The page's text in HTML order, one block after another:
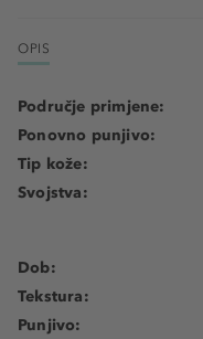
OPIS
Područje primjene:
Ponovno punjivo:
Tip kože:
Svojstva:
Dob:
Tekstura:
Punjivo: